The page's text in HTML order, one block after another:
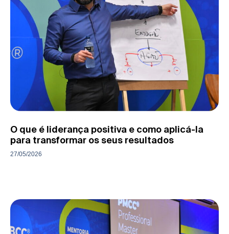
O que é liderança positiva e como aplicá-la
para transformar os seus resultados
27/05/2026